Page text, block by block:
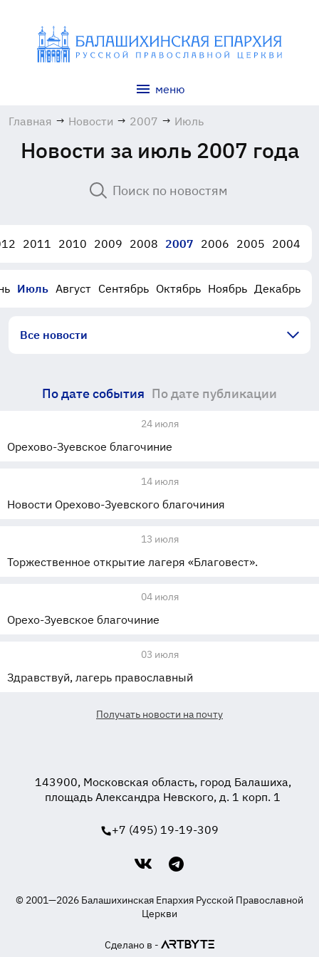
меню
Главная → Новости → 2007 → Июль
Новости за июль 2007 года
2011 2010 2009 2008 2007 2006 2005 2004
Июль Август Сентябрь Октябрь Ноябрь Декабрь
Все новости
По дате события По дате публикации
24 июля
Орехово-Зуевское благочиние
14 июля
Новости Орехово-Зуевского благочиния
13 июля
Торжественное открытие лагеря «Благовест».
04 июля
Орехо-Зуевское благочиние
03 июля
Здравствуй, лагерь православный
Получать новости на почту
143900, Московская область, город Балашиха,
площадь Александра Невского, д. 1 корп. 1
+7 (495) 19-19-309
© 2001—2026 Балашихинская Епархия Русской Православной
Церкви
Сделано в -